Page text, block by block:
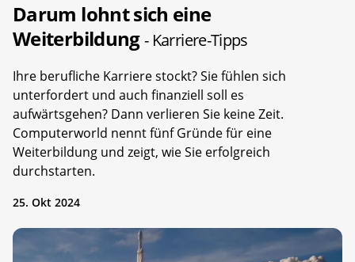
Darum lohnt sich eine
Weiterbildung- Karriere-Tipps
Ihre berufliche Karriere stockt? Sie fühlen sich
unterfordert und auch finanziell soll es
aufwärtsgehen? Dann verlieren Sie keine Zeit.
Computerworld nennt fünf Gründe für eine
Weiterbildung und zeigt, wie Sie erfolgreich
durchstarten.
25. Okt 2024